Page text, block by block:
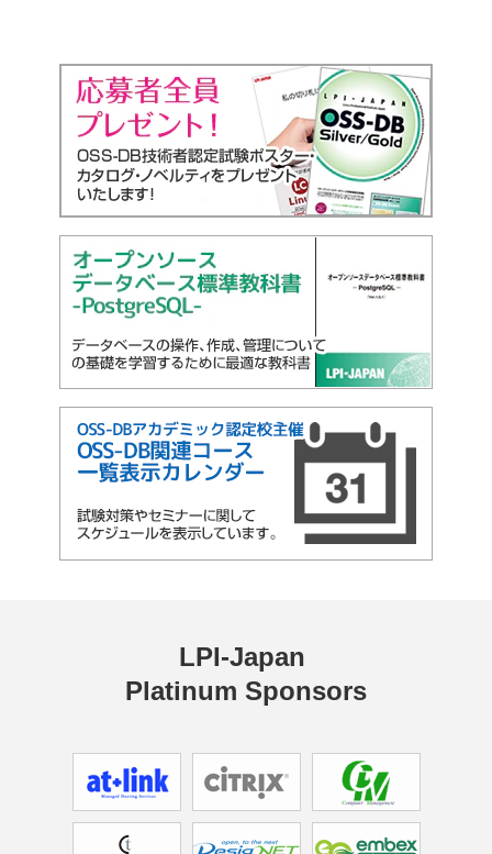
LPI-Japan
Platinum Sponsors